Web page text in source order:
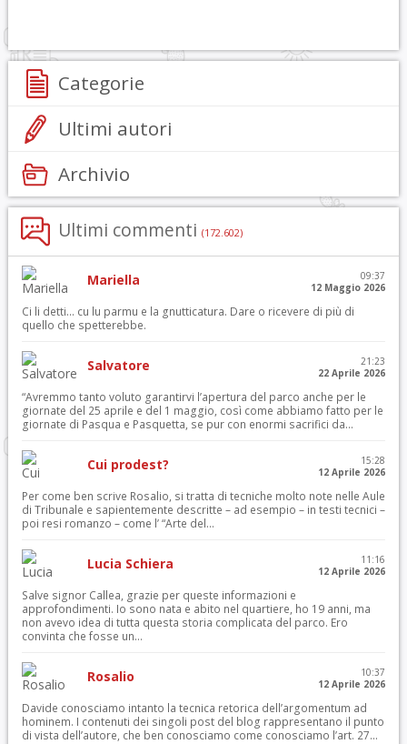
Categorie
Ultimi autori
Archivio
Ultimi commenti (172.602)
Mariella
09:37
12 Maggio 2026
Ci li detti… cu lu parmu e la gnutticatura. Dare o ricevere di più di
quello che spetterebbe.
Salvatore
21:23
22 Aprile 2026
“Avremmo tanto voluto garantirvi l’apertura del parco anche per le
giornate del 25 aprile e del 1 maggio, così come abbiamo fatto per le
giornate di Pasqua e Pasquetta, se pur con enormi sacrifici da...
Cui prodest?
15:28
12 Aprile 2026
Per come ben scrive Rosalio, si tratta di tecniche molto note nelle Aule
di Tribunale e sapientemente descritte – ad esempio – in testi tecnici –
poi resi romanzo – come l’ “Arte del...
Lucia Schiera
11:16
12 Aprile 2026
Salve signor Callea, grazie per queste informazioni e
approfondimenti. Io sono nata e abito nel quartiere, ho 19 anni, ma
non avevo idea di tutta questa storia complicata del parco. Ero
convinta che fosse un...
Rosalio
10:37
12 Aprile 2026
Davide conosciamo intanto la tecnica retorica dell’argomentum ad
hominem. I contenuti dei singoli post del blog rappresentano il punto
di vista dell’autore, che ben conosciamo come conosciamo l’art. 27...